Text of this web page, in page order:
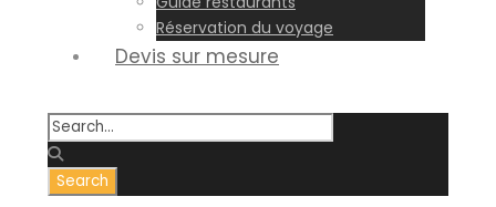
Réservation du voyage
Devis sur mesure